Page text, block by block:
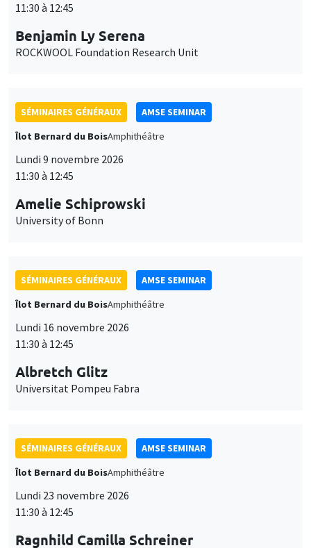
11:30 à 12:45
Benjamin Ly Serena
ROCKWOOL Foundation Research Unit
SÉMINAIRES GÉNÉRAUX
AMSE SEMINAR
Îlot Bernard du BoisAmphithéâtre
Lundi 9 novembre 2026
11:30 à 12:45
Amelie Schiprowski
University of Bonn
SÉMINAIRES GÉNÉRAUX
AMSE SEMINAR
Îlot Bernard du BoisAmphithéâtre
Lundi 16 novembre 2026
11:30 à 12:45
Albretch Glitz
Universitat Pompeu Fabra
SÉMINAIRES GÉNÉRAUX
AMSE SEMINAR
Îlot Bernard du BoisAmphithéâtre
Lundi 23 novembre 2026
11:30 à 12:45
Ragnhild Camilla Schreiner